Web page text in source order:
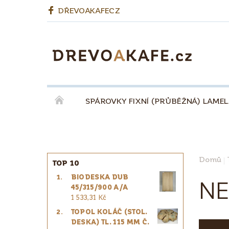
DŘEVOAKAFECZ
SPÁROVKY FIXNÍ (PRŮBĚŽNÁ)
KÁVA QUINTA ŘEZIVO ESPRESSO 100% -
PRO ŘEMESLNÍKY PRO DESIGNÉRY
TOP 10
BIODESKA DUB
45/315/900 A/A
1 533,31 Kč
TOPOL KOLÁČ (STOL.
DESKA) TL. 115 MM Č.
Domů